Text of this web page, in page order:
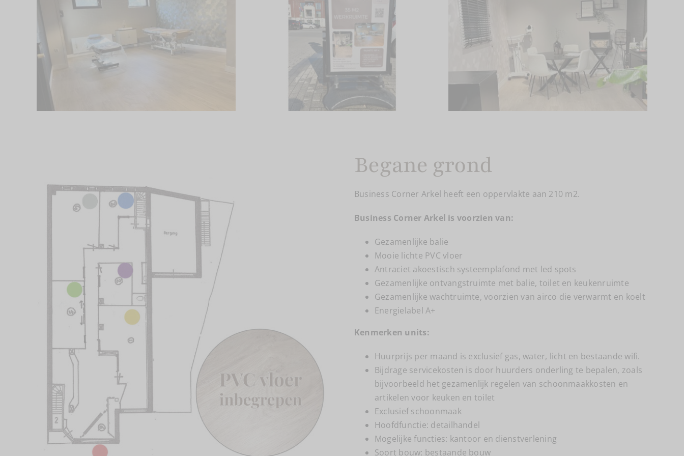
Begane grond
Business Corner Arkel heeft een oppervlakte aan 210 m2.
Business Corner Arkel is voorzien van:
Gezamenlijke balie
Mooie lichte PVC vloer
Antraciet akoestisch systeemplafond met led spots
Gezamenlijke ontvangstruimte met balie, toilet en keukenruimte
Gezamenlijke wachtruimte, voorzien van airco die verwarmt en koelt
Energielabel A+
Kenmerken units:
Huurprijs per maand is exclusief gas, water, licht en bestaande wifi.
Bijdrage servicekosten is door huurders onderling te bepalen, zoals
bijvoorbeeld het gezamenlijk regelen van schoonmaakkosten en
artikelen voor keuken en toilet
Exclusief schoonmaak
Hoofdfunctie: detailhandel
Mogelijke functies: kantoor en dienstverlening
Soort bouw: bestaande bouw